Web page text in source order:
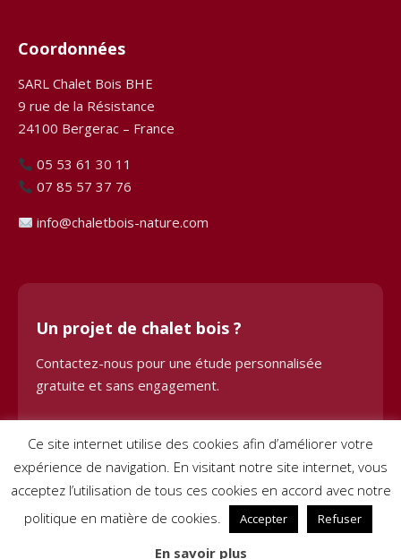
Coordonnées
SARL Chalet Bois BHE
9 rue de la Résistance
24100 Bergerac – France
05 53 61 30 11
07 85 57 37 76
info@chaletbois-nature.com
Un projet de chalet bois ?
Contactez-nous pour une étude personnalisée
gratuite et sans engagement.
Demander une étude
© 2024 Chalet Bois BHE. Tous droits réservés. Site créé parPignon
Mentions légales–Conditions générales de vente
Ce site internet utilise des cookies afin d’améliorer votre
expérience de navigation. En visitant notre site internet, vous
acceptez l’utilisation de tous ces cookies en accord avec notre
politique en matière de cookies.
Accepter Refuser
En savoir plus